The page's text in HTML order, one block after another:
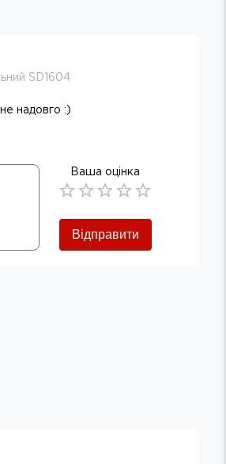
SD1604
надовго :)
Ваша оцінка
Відправити